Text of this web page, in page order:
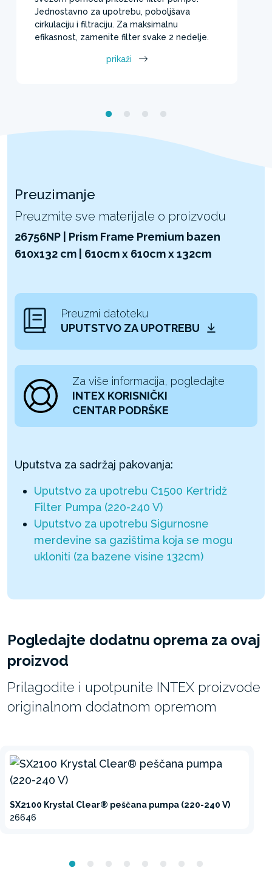
Jednostavno za upotrebu, poboljšava
cirkulaciju i filtraciju. Za maksimalnu
efikasnost, zamenite filter svake 2 nedelje.
prikaži
Preuzimanje
Preuzmite sve materijale o proizvodu
26756NP | Prism Frame Premium bazen
610x132 cm | 610cm x 610cm x 132cm
Preuzmi datoteku
UPUTSTVO ZA UPOTREBU
Za više informacija, pogledajte
INTEX KORISNIČKI
CENTAR PODRŠKE
Uputstva za sadržaj pakovanja:
Uputstvo za upotrebu C1500 Kertridž
Filter Pumpa (220-240 V)
Uputstvo za upotrebu Sigurnosne
merdevine sa gazištima koja se mogu
ukloniti (za bazene visine 132cm)
Pogledajte dodatnu oprema za ovaj
proizvod
Prilagodite i upotpunite INTEX proizvode
originalnom dodatnom opremom
SX2100 Krystal Clear® peščana pumpa (220-240 V)
26646